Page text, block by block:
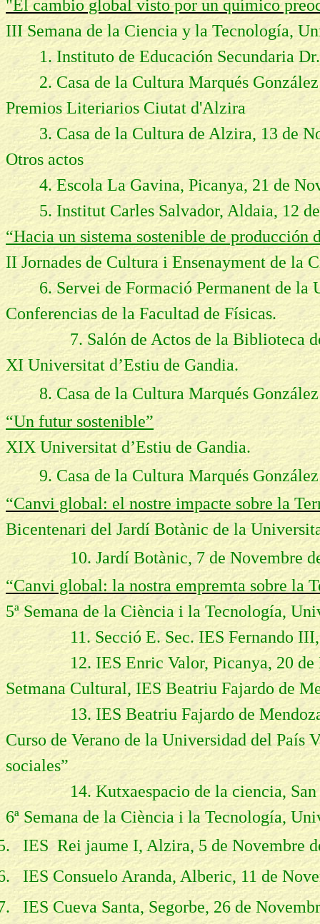
"El cambio global visto por un químico
III Semana de la Ciencia y la Tecnología,
1. Instituto de Educación Secundaria
2. Casa de la Cultura Marqués
Premios Literiarios Ciutat d'Alzira
3. Casa de la Cultura de Alzira, 13 de
Otros actos
4. Escola La Gavina, Picanya, 21 de
5. Institut Carles Salvador, Aldaia, 12
“Hacia un sistema sostenible de
II Jornades de Cultura i Ensenayment de la
6. Servei de Formació Permanent de
Conferencias de la Facultad de Físicas.
7. Salón de Actos de la Biblioteca de
XI Universitat d’Estiu de Gandia.
8. Casa de la Cultura Marqués
“Un futur sostenible”
XIX Universitat d’Estiu de Gandia.
9.Casa de la Cultura Marqués
“Canvi global: el nostre impacte sobre la
Bicentenari del Jardí Botànic de la
10. Jardí Botànic, 7 de Novembre
“Canvi global: la nostra empremta sobre la
5ª Semana de la Ciència i la Tecnología,
11. Secció E. Sec. IES Fernando III,
12. IES Enric Valor, Picanya, 20 de
Setmana Cultural, IES Beatriu Fajardo de
13. IES Beatriu Fajardo de Mendoza,
Curso de Verano de la Universidad del País
sociales”
14. Kutxaespacio de la ciencia, San
6ª Semana de la Ciència i la Tecnología,
IES Rei jaume I, Alzira, 5 de Novembre
IES Consuelo Aranda, Alberic, 11 de
IES Cueva Santa, Segorbe, 26 de